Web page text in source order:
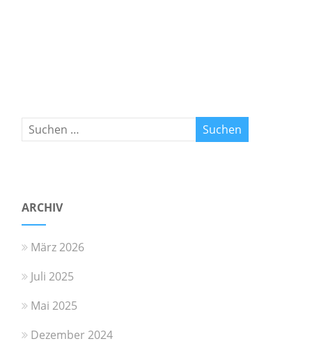
ARCHIV
März 2026
Juli 2025
Mai 2025
Dezember 2024